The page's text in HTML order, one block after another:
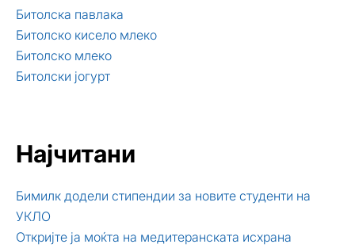
Битолска павлака
Битолско кисело млеко
Битолско млеко
Битолски јогурт
Најчитани
Бимилк додели стипендии за новите студенти на
УКЛО
Откријте ја моќта на медитеранската исхрана